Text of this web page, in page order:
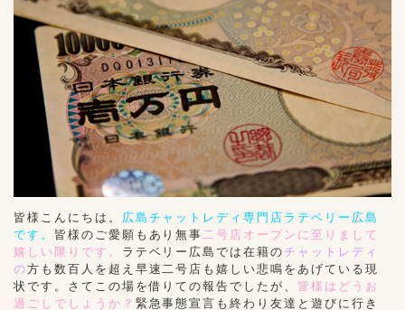
皆様こんにちは。 広島チャットレディ専門店ラテベリー広島
です。 皆様のご愛願もあり無事二号店オープンに至りまして
嬉しい限りです。 ラテベリー広島では在籍の チャットレディ
の方も数百人を超え早速二号店も嬉しい悲鳴をあげている現
状です。さてこの場を借りての報告でしたが、 皆様はどうお
過ごしでしょうか？ 緊急事態宣言も終わり友達と遊びに行き